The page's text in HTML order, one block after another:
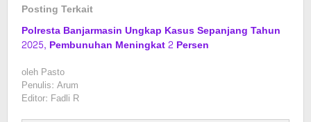
Posting Terkait
Polresta Banjarmasin Ungkap Kasus Sepanjang Tahun
2025, Pembunuhan Meningkat 2 Persen
oleh Pasto
Penulis: Arum
Editor: Fadli R